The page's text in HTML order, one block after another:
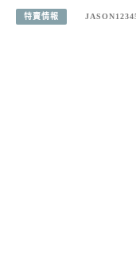
特賣情報